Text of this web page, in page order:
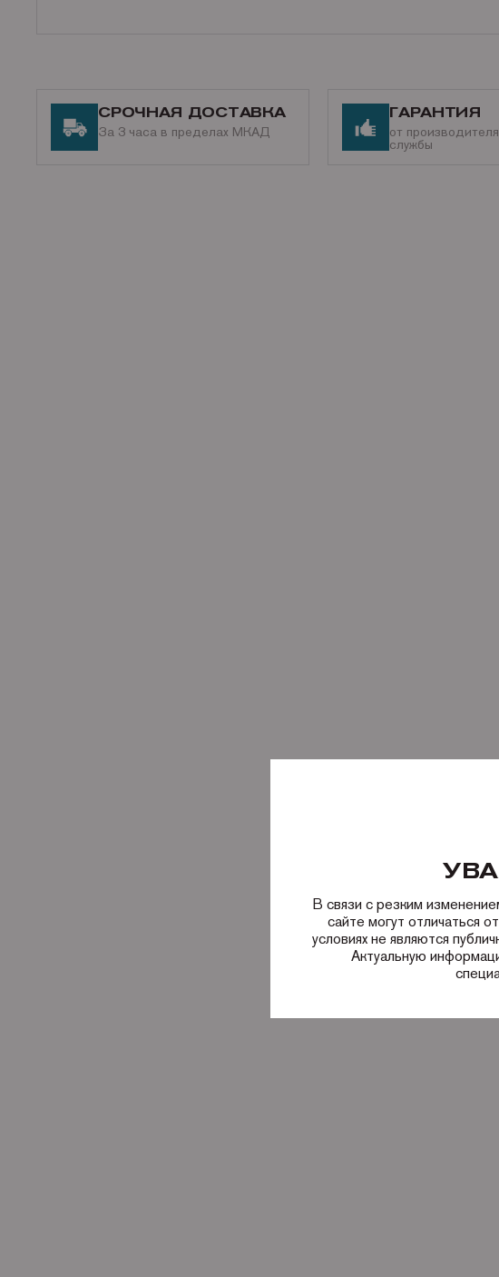
СРОЧНАЯ ДОСТАВКА
За 3 часа в пределах МКАД
ГАРАНТИЯ
от
службы
В связи с резким
сайте могут отличаться
условиях не являются
Актуальную